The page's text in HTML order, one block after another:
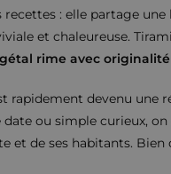
: elle partage
et chaleureuse.
rime avec
rapidement devenu une
ou simple curieux,
et de ses habitants. Bien